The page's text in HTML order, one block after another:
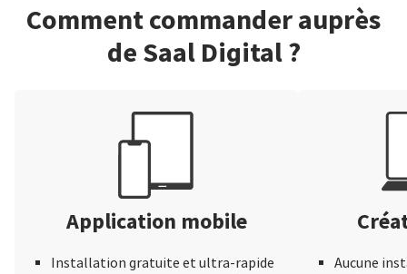
Comment commander auprès
de Saal Digital ?
Application mobile
Installation gratuite et ultra-rapide
Aucune